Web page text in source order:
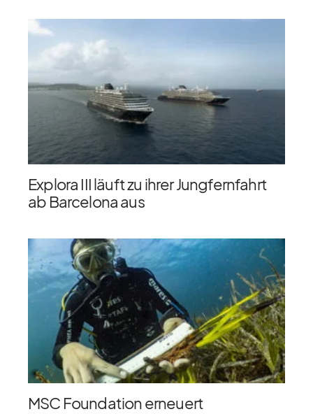
Explora III läuft zu ihrer Jungfernfahrt
ab Barcelona aus
MSC Foundation erneuert